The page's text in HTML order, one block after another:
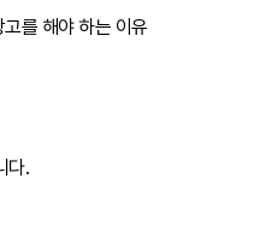
를 해야 하는 이유
다.